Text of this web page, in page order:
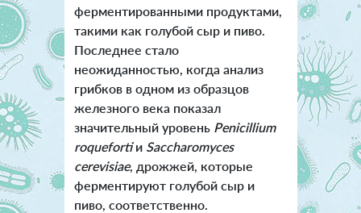
ферментированными продуктами,
такими как голубой сыр и пиво.
Последнее стало
неожиданностью, когда анализ
грибков в одном из образцов
железного века показал
значительный уровень Penicillium
roquefortiи Saccharomyces
cerevisiae, дрожжей, которые
ферментируют голубой сыр и
пиво, соответственно.